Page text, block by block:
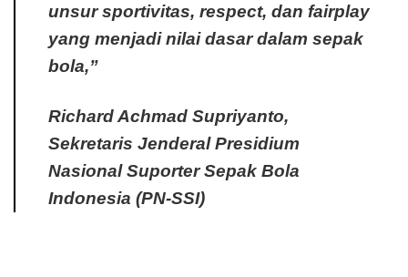
unsur sportivitas, respect, dan fairplay
yang menjadi nilai dasar dalam sepak
bola,”
Richard Achmad Supriyanto,
Sekretaris Jenderal Presidium
Nasional Suporter Sepak Bola
Indonesia (PN-SSI)